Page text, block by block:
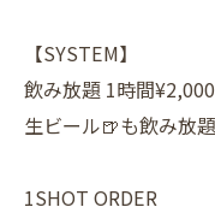
【SYSTEM】
飲み放題 1時間
生ビール🍺も飲み放題
1SHOT ORDER